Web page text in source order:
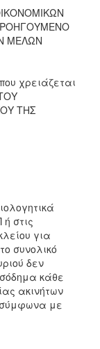
ΜΕΛΩΝ
χρειάζεται
ΤΗΣ
στις
για
συνολικό
δεν
κάθε
ακινήτων
,σύμφωνα με